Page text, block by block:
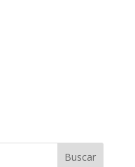
Buscar